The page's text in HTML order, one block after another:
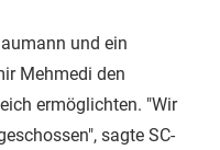
und ein
Mehmedi den
ermöglichten. "Wir
sagte SC-